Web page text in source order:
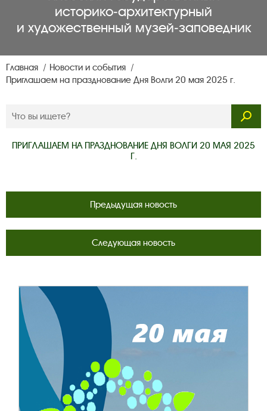
историко‑архитектурный
и художественный музей‑заповедник
Главная
Новости и события
Приглашаем на празднование Дня Волги 20 мая 2025 г.
ПРИГЛАШАЕМ НА ПРАЗДНОВАНИЕ ДНЯ ВОЛГИ 20 МАЯ 2025
Г.
Предыдущая новость
Следующая новость